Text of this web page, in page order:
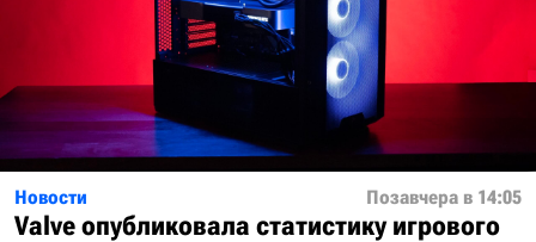
Новости Позавчера в 14:05
Valve опубликовала статистику игрового